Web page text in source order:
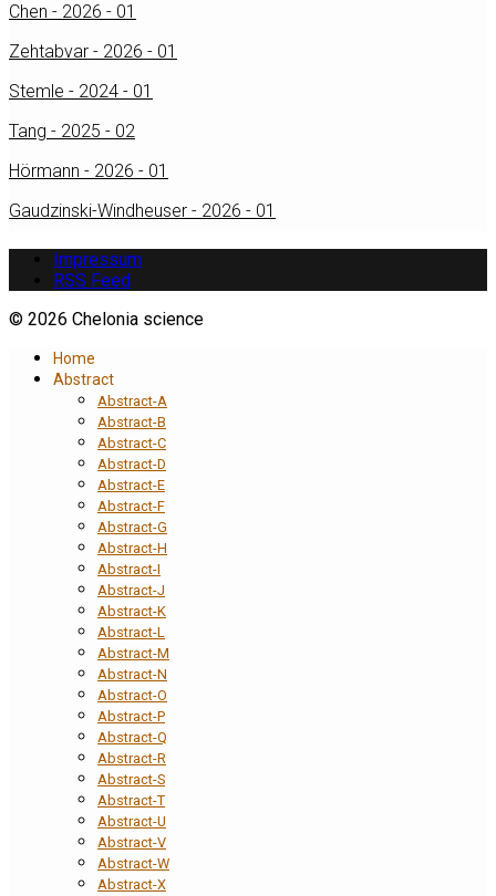
Chen - 2026 - 01
Zehtabvar - 2026 - 01
Stemle - 2024 - 01
Tang - 2025 - 02
Hörmann - 2026 - 01
Gaudzinski-Windheuser - 2026 - 01
Impressum
RSS Feed
© 2026 Chelonia science
Home
Abstract
Abstract-A
Abstract-B
Abstract-C
Abstract-D
Abstract-E
Abstract-F
Abstract-G
Abstract-H
Abstract-I
Abstract-J
Abstract-K
Abstract-L
Abstract-M
Abstract-N
Abstract-O
Abstract-P
Abstract-Q
Abstract-R
Abstract-S
Abstract-T
Abstract-U
Abstract-V
Abstract-W
Abstract-X